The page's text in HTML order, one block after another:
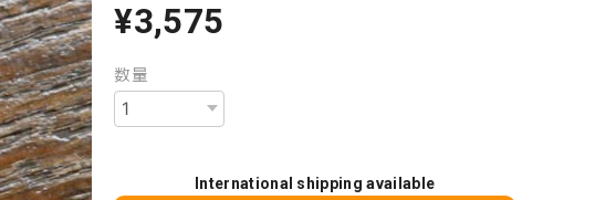
¥3,575
数量
International shipping available